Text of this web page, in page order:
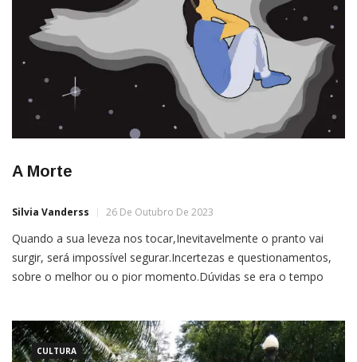
A Morte
Silvia Vanderss 26 De Outubro De 2023
Quando a sua leveza nos tocar,Inevitavelmente o pranto vai
surgir, será impossível segurar.Incertezas e questionamentos,
sobre o melhor ou o pior momento.Dúvidas se era o tempo
alento.Nada aplacará a saudade, nem mesmo o atuar de um
[…]
CULTURA